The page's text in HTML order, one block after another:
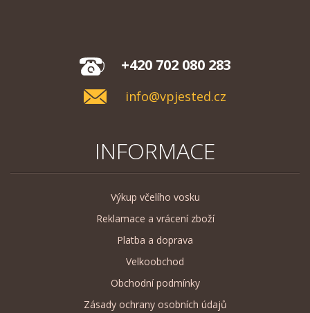
+420 702 080 283
info@vpjested.cz
INFORMACE
Výkup včelího vosku
Reklamace a vrácení zboží
Platba a doprava
Velkoobchod
Obchodní podmínky
Zásady ochrany osobních údajů